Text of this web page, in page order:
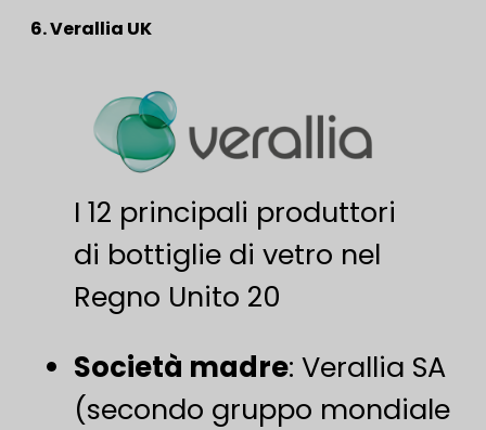
6. Verallia UK
I 12 principali produttori
di bottiglie di vetro nel
Regno Unito 20
Società madre​: Verallia SA
(secondo gruppo mondiale